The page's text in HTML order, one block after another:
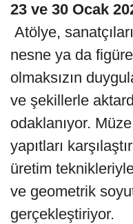
23 ve 30 Ocak
Atölye,
nesne ya da
olmaksızın
ve şekillerle
odaklanıyor.
yapıtları
üretim
ve geometrik
gerçekleştiriyor.